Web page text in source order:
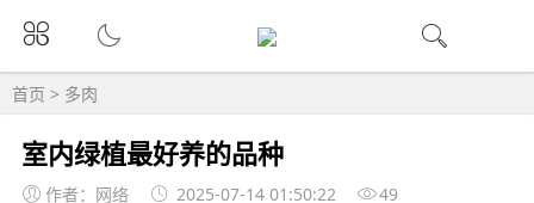
首页 > 多肉
室内绿植最好养的品种
作者：网络 2025-07-14 01:50:22 49